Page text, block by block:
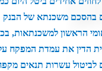
בהסכם משכנתא של הבנק
הראשון למשכנתאות,
הדין את עמדת המפקח
לביטול עשרות תנאים